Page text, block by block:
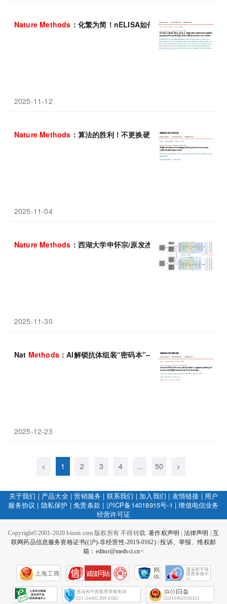
Nature Methods ：化繁为简！nELISA如何以可扩展、低成本的
2025-11-12
Nature Methods ：算法的胜利！不更换硬件，如何将成像质谱
2025-11-04
Nature Methods ：西湖大学申怀宗/原发杰开发冷冻电镜AI基础
2025-11-30
Nat Methods：AI解锁抗体组装“密码本”——告别随机配对，迎接
2025-12-23
< 1 2 3 4 ... 50 >
关于我们 | 产品大全|营销服务 | 联系我们 | 加入我们 | 友情链接 | 用户
服务协议 | 隐私保护 |免责条款 | 沪ICP备14018915号-1 |增值电信业务
经营许可证
Copyright©2001-2020 bioon.com 版权所有 不得转载.著作权声明 法律声明
互
联网药品信息服务资格证书((沪)-非经营性-2019-0162)|投诉、举报、维权邮
箱：editor@medsci.cn<
上海工商
网
络
会
征
021-54485309-8082 31010402000321